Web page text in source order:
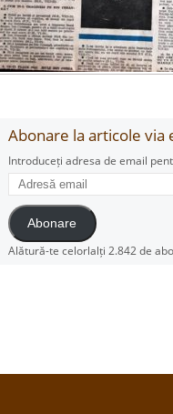
Abonare la articole via
Introduceți adresa de email
Adresă
email
Abonare
Alătură-te celorlalți 2.842 de